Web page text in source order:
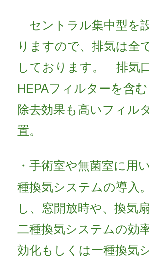
セントラル集中型を
りますので、排気は全
しております。 排気
HEPAフィルターを含
除去効果も高いフィル
置。
・手術室や無菌室に用
種換気システムの導入
し、窓開放時や、換気
二種換気システムの効
効化もしくは一種換気